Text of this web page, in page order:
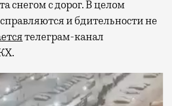
снегом с дорог. В целом
и бдительности не
телеграм-канал